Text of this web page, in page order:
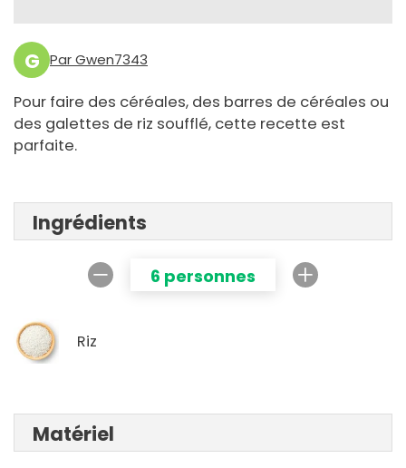
G Par Gwen7343
Pour faire des céréales, des barres de céréales ou
des galettes de riz soufflé, cette recette est
parfaite.
Ingrédients
6 personnes
Riz
Matériel